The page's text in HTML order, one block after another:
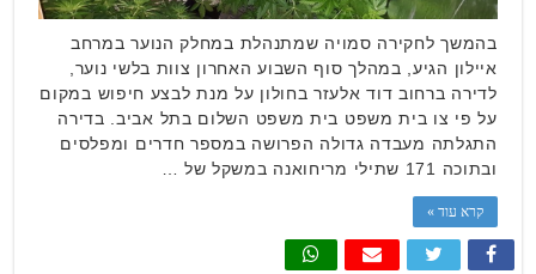
בהמשך לחקירה סמויה שמתנהלת במחלק הנוער במרחב
איילון הגיע, במהלך סוף השבוע האחרון צוות בלשי נוער,
לדירה ברחוב דוד אלעזר בחולון על מנת לבצע חיפוש במקום
על פי צו בית משפט בית משפט השלום בתל אביב. בדירה
התגלתה מעבדה גדולה הפרושה במספר חדרים ומפלסים
ובתוכה 171 שתילי מריחואנה במשקל של …
קרא עוד »